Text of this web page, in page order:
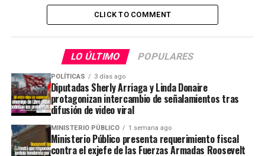
CLICK TO COMMENT
LO ÚLTIMO POPULARES
POLÍTICAS 3 días ago
Diputadas Sherly Arriaga y Linda Donaire
protagonizan intercambio de señalamientos tras
difusión de video viral
MINISTERIO PÚBLICO 1 semana ago
Ministerio Público presenta requerimiento fiscal
contra el exjefe de las Fuerzas Armadas Roosevelt